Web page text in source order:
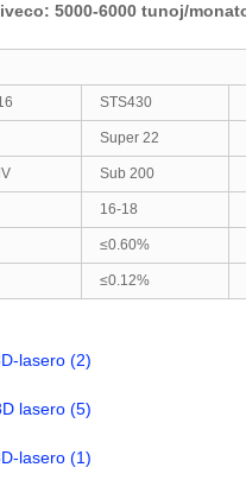
5000-6000 tunoj/
STS430
Super 22
Sub 200
16-18
≤0.60%
≤0.12%